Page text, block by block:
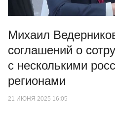
Михаил
соглашений о
с несколькими
регионами
21 ИЮНЯ 2025 16:05